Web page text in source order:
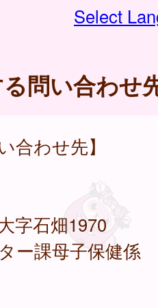
Select
問い合わせ
合わせ先】
石畑1970
ー課母子保健係